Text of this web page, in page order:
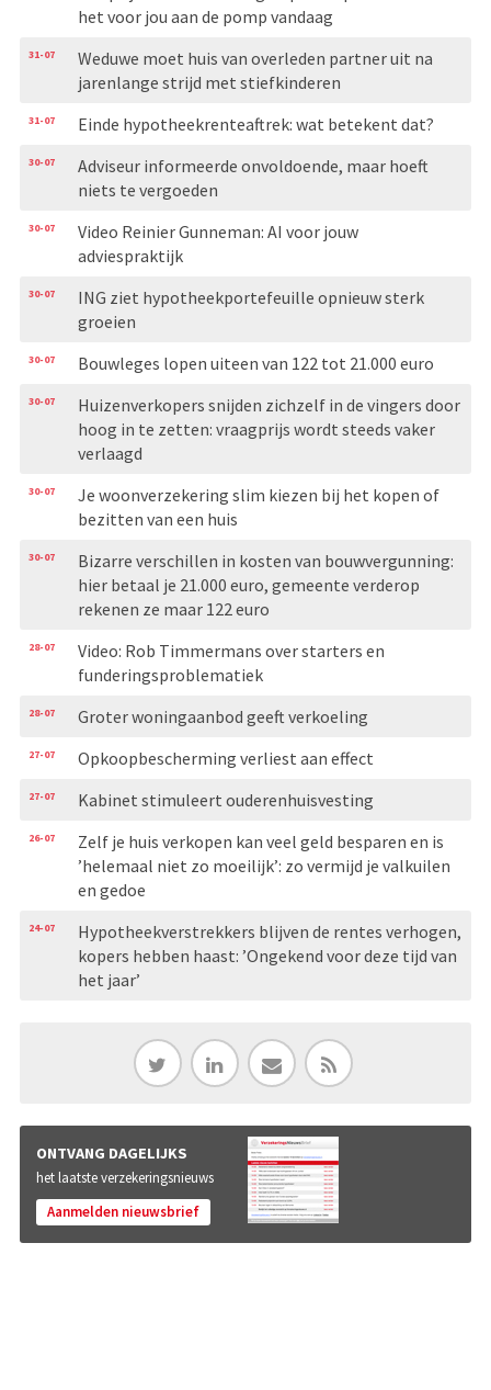
het voor jou aan de pomp vandaag
31-07
Weduwe moet huis van overleden partner uit na
jarenlange strijd met stiefkinderen
31-07 Einde hypotheekrenteaftrek: wat betekent dat?
30-07
Adviseur informeerde onvoldoende, maar hoeft
niets te vergoeden
30-07
Video Reinier Gunneman: AI voor jouw
adviespraktijk
30-07
ING ziet hypotheekportefeuille opnieuw sterk
groeien
30-07 Bouwleges lopen uiteen van 122 tot 21.000 euro
30-07
Huizenverkopers snijden zichzelf in de vingers door
hoog in te zetten: vraagprijs wordt steeds vaker
verlaagd
30-07
Je woonverzekering slim kiezen bij het kopen of
bezitten van een huis
30-07
Bizarre verschillen in kosten van bouwvergunning:
hier betaal je 21.000 euro, gemeente verderop
rekenen ze maar 122 euro
28-07
Video: Rob Timmermans over starters en
funderingsproblematiek
28-07 Groter woningaanbod geeft verkoeling
27-07 Opkoopbescherming verliest aan effect
27-07 Kabinet stimuleert ouderenhuisvesting
26-07
Zelf je huis verkopen kan veel geld besparen en is
’helemaal niet zo moeilijk’: zo vermijd je valkuilen
en gedoe
24-07
Hypotheekverstrekkers blijven de rentes verhogen,
kopers hebben haast: ’Ongekend voor deze tijd van
het jaar’
ONTVANG DAGELIJKS
het laatste verzekeringsnieuws
Aanmelden nieuwsbrief